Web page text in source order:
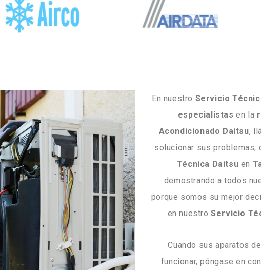
En nuestro Servicio
especialistas en la
Acondicionado Daitsu,
solucionar sus problemas,
Técnica Daitsu en
demostrando a todos
porque somos su mejor
en nuestroServicio
Cuando sus aparatos
funcionar, póngase en